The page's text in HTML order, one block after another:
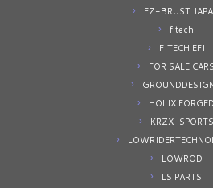
EZ-BRUST
fitech
FITECH EFI
FOR SALE CARS
HOLIX FORGED
KRZX-SPORTS
LOWROD
LS PARTS